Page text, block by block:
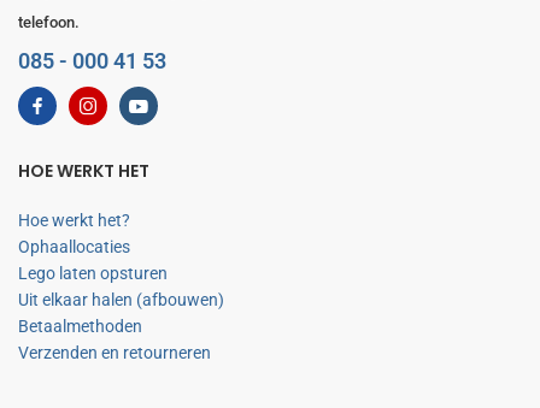
telefoon.
085 - 000 41 53
HOE WERKT HET
Hoe werkt het?
Ophaallocaties
Lego laten opsturen
Uit elkaar halen (afbouwen)
Betaalmethoden
Verzenden en retourneren